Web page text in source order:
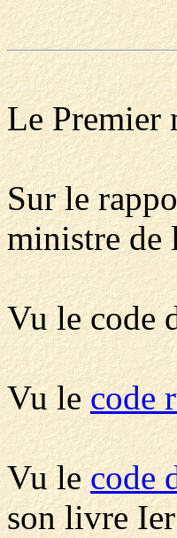
Le Premier
Sur le
ministre de
Vu le code
Vu lecode
Vu lecode
son livre